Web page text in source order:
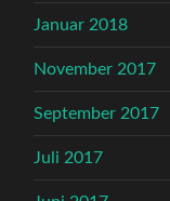
Januar 2018
November 2017
September 2017
Juli 2017